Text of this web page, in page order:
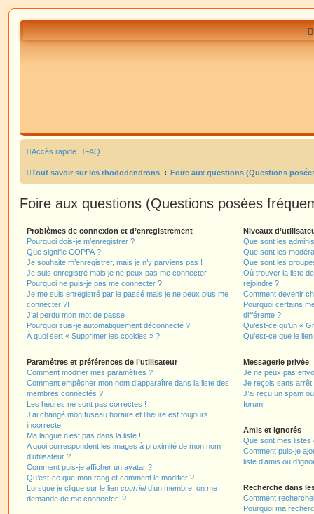
Accès rapide FAQ
Tout savoir sur les rhododendrons Foire aux questions (Questions
Foire aux questions (Questions posées
Problèmes de connexion et d’enregistrement
Pourquoi dois-je m’enregistrer ?
Que signifie COPPA ?
Je souhaite m’enregistrer, mais je n’y parviens pas !
Je suis enregistré mais je ne peux pas me connecter !
Pourquoi ne puis-je pas me connecter ?
Je me suis enregistré par le passé mais je ne peux plus me
connecter ?!
J’ai perdu mon mot de passe !
Pourquoi suis-je automatiquement déconnecté ?
À quoi sert « Supprimer les cookies » ?
Paramètres et préférences de l’utilisateur
Comment modifier mes paramètres ?
Comment empêcher mon nom d’apparaître dans la liste des
membres connectés ?
Les heures ne sont pas correctes !
J’ai changé mon fuseau horaire et l’heure est toujours
incorrecte !
Ma langue n’est pas dans la liste !
A quoi correspondent les images à proximité de mon nom
d’utilisateur ?
Comment puis-je afficher un avatar ?
Qu’est-ce que mon rang et comment le modifier ?
Lorsque je clique sur le lien courrield’un membre, on me
demande de me connecter !?
Niveaux
Que sont les
Que sont les
Que sont les
Où trouver la liste
rejoindre ?
Comment devenir
Pourquoi certains
différente ?
Qu’est-ce qu’un «
Qu’est-ce que le
Messagerie privée
Je ne peux pas
Je reçois sans arrêt
J’ai reçu un spam
forum !
Amis et ignorés
Que sont mes listes
Comment puis-je
liste d’amis ou
Recherche dans
Comment
Pourquoi ma